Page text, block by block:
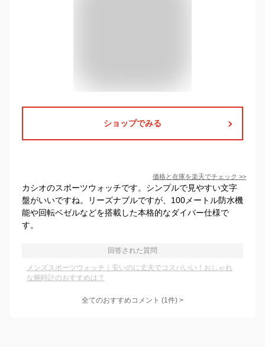
ショップでみる
価格と在庫を楽天でチェック >>
カシオのスポーツウォッチです。シンプルで見やすい文字
盤がいいですね。リーズナブルですが、100メートル防水機
能や回転ベゼルなどを搭載した本格的なダイバー仕様で
す。
回答された質問
メンズスポーツウォッチ｜安いのに丈夫でコスパいい！おしゃれ
な腕時計のおすすめは？
全てのおすすめコメント (1件) >